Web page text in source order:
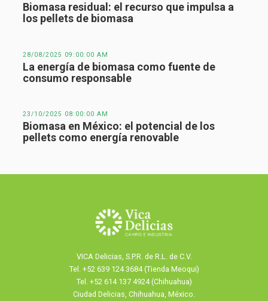
Biomasa residual: el recurso que impulsa a
los pellets de biomasa
28/08/2025 09:00:00 AM
La energía de biomasa como fuente de
consumo responsable
23/10/2025 08:00:00 AM
Biomasa en México: el potencial de los
pellets como energía renovable
VICA Delicias, S.P.R. de R.L. de C.V.
Tel. +52 639 124 3684 (Tienda Meoqui)
Tel. +52 614 137 4924 (Chihuahua)
Ciudad Delicias, Chihuahua, México.